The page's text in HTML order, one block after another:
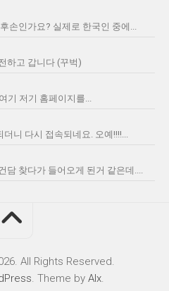
손인가요? 실제로 한국인 중에...
하고 갑니다 (꾸벅)
기 저기 홈페이지를...
니 다시 접속되네요. 오예!!!!...
담 찾다가 들어오게 된거 같은데....
All Rights Reserved.
. Theme by Alx.